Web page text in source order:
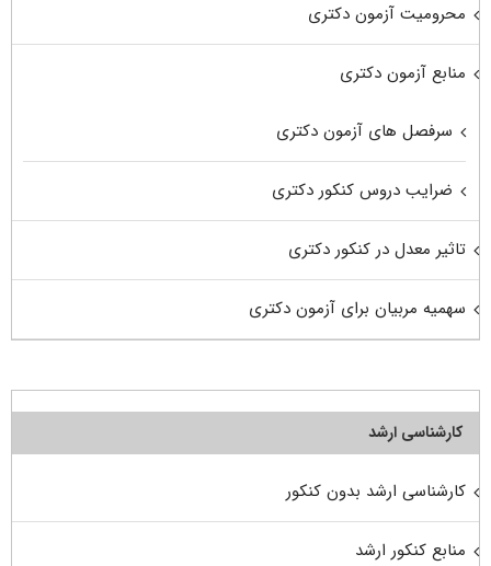
محرومیت آزمون دکتری
منابع آزمون دکتری
سرفصل های آزمون دکتری
ضرایب دروس کنکور دکتری
تاثیر معدل در کنکور دکتری
سهمیه مربیان برای آزمون دکتری
کارشناسی ارشد
کارشناسی ارشد بدون کنکور
منابع کنکور ارشد